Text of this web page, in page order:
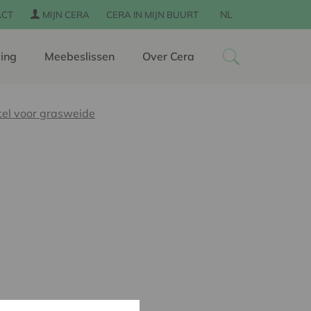
MIJN CERA CERA IN MIJN BUURT NL
Meebeslissen Over Cera
voor grasweide